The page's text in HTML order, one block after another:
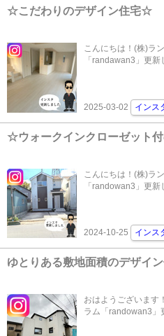
☆こだわりのデザイン住宅☆
こんにちは！(株)ラ
「randawan3」更
2025-03-02 インス
☆ウォークインクローゼット
こんにちは！(株)ラ
「randowan3」更
2024-10-25 インス
ゆとりある敷地面積のデザイ
おはようございます
ラム「randowan3」